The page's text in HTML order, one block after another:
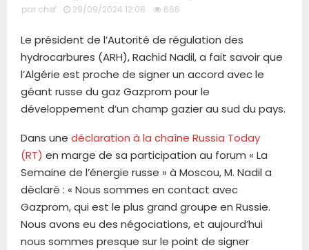
par chef 29/09/2024 12:08 666
Le président de l’Autorité de régulation des
hydrocarbures (ARH), Rachid Nadil, a fait savoir que
l’Algérie est proche de signer un accord avec le
géant russe du gaz Gazprom pour le
développement d’un champ gazier au sud du pays.
Dans une déclaration à la chaîne Russia Today
(RT) en marge de sa participation au forum « La
Semaine de l’énergie russe » à Moscou, M. Nadil a
déclaré : « Nous sommes en contact avec
Gazprom, qui est le plus grand groupe en Russie.
Nous avons eu des négociations, et aujourd’hui
nous sommes presque sur le point de signer